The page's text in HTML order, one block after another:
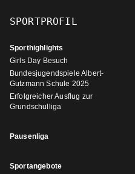
SPORTPROFIL
Sporthighlights
Girls Day Besuch
Bundesjugendspiele Albert-
Gutzmann Schule 2025
Erfolgreicher Ausflug zur
Grundschulliga
Pausenliga
Sportangebote